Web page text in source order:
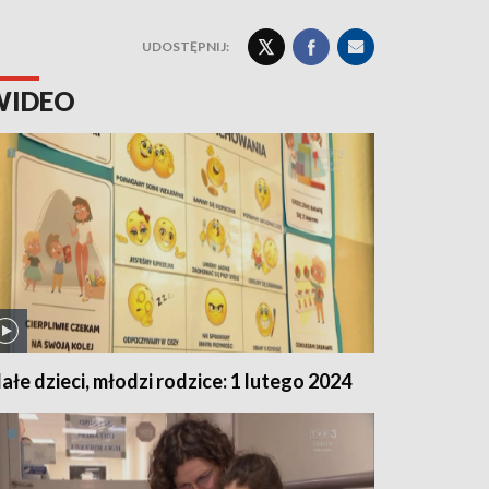
UDOSTĘPNIJ:
dzieci, młodzi rodzice: 1 lutego 2024